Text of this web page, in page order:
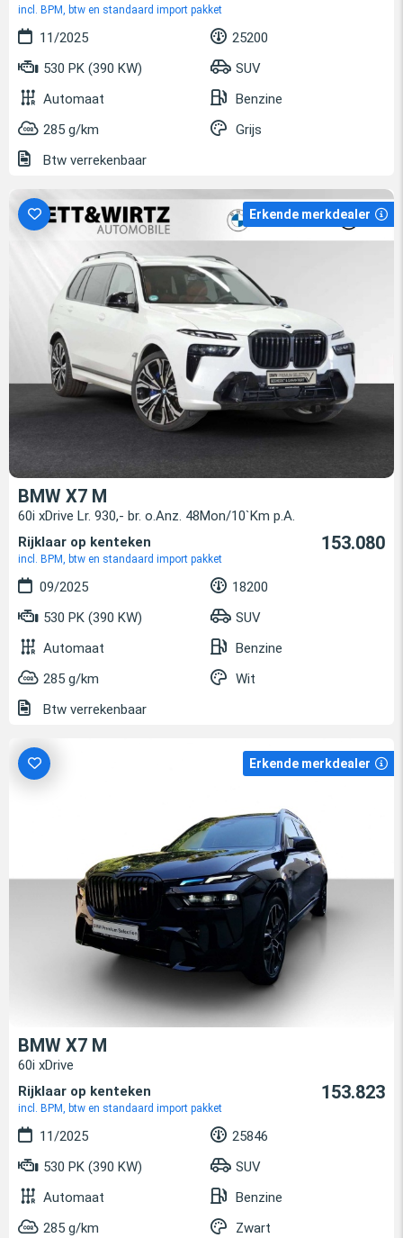
incl. BPM, btw en standaard import pakket
11/2025
25200
530 PK (390 KW)
SUV
Automaat
Benzine
285 g/km
Grijs
Btw verrekenbaar
Erkende merkdealer
BMW X7 M
60i xDrive Lr. 930,- br. o.Anz. 48Mon/10`Km p.A.
Rijklaar op kenteken
incl. BPM, btw en standaard import pakket
153.080
09/2025
18200
530 PK (390 KW)
SUV
Automaat
Benzine
285 g/km
Wit
Btw verrekenbaar
Erkende merkdealer
BMW X7 M
60i xDrive
Rijklaar op kenteken
incl. BPM, btw en standaard import pakket
153.823
11/2025
25846
530 PK (390 KW)
SUV
Automaat
Benzine
285 g/km
Zwart